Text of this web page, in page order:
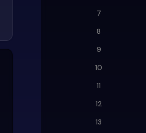
7
8
9
10
11
12
13